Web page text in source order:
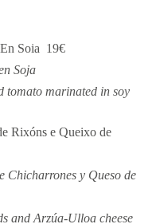
En Soia 19€
Soja
tomato marinated in soy
Rixóns e Queixo de
Chicharrones y Queso de
and Arzúa-Ulloa cheese